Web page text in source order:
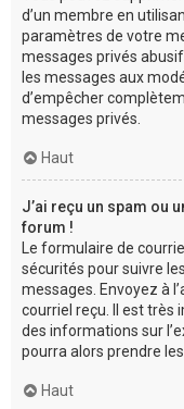
d’un membre en
paramètres de votre
messages privés
les messages aux
d’empêcher
messages privés.
Haut
J’ai reçu un spam ou
forum !
Le formulaire de
sécurités pour suivre
messages. Envoyez à
courriel reçu. Il est très
des informations sur
pourra alors prendre
Haut